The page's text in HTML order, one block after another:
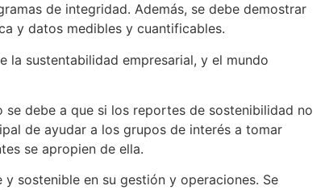
de integridad. Además, se debe demostrar
y datos medibles y cuantificables.
la sustentabilidad empresarial, y el mundo
debe a que si los reportes de sostenibilidad no
de ayudar a los grupos de interés a tomar
se apropien de ella.
sostenible en su gestión y operaciones. Se